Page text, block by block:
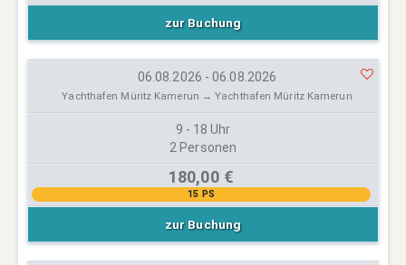
zur Buchung
06.08.2026 - 06.08.2026
Yachthafen Müritz Kamerun → Yachthafen Müritz Kamerun
9 - 18 Uhr
2 Personen
180,00 €
15 PS
zur Buchung